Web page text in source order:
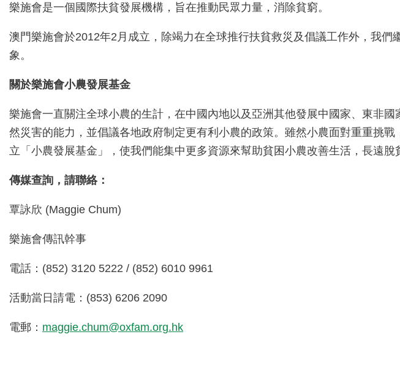
樂施會是一個國際扶貧發展機構，旨在推動民眾力量，消除貧窮。
澳門樂施會於2012年2月成立，除竭力在全球推行扶貧救災及倡議工作外，我
象。
關於樂施會小農發展基金
樂施會一直關注全球小農的生計，在中國內地以及亞洲其他發展中國家、東非
然災害的能力，並倡議各地政府制定更有利小農的政策。雖然小農面對重重挑
立「小農發展基金」，使我們能集中更多資源來幫助貧困小農改善生活，長遠脫
傳媒查詢，請聯絡：
覃詠欣 (Maggie Chum)
樂施會傳訊幹事
電話：(852) 3120 5222 / (852) 6010 9961
活動當日請電：(853) 6206 2090
電郵： maggie.chum@oxfam.org.hk